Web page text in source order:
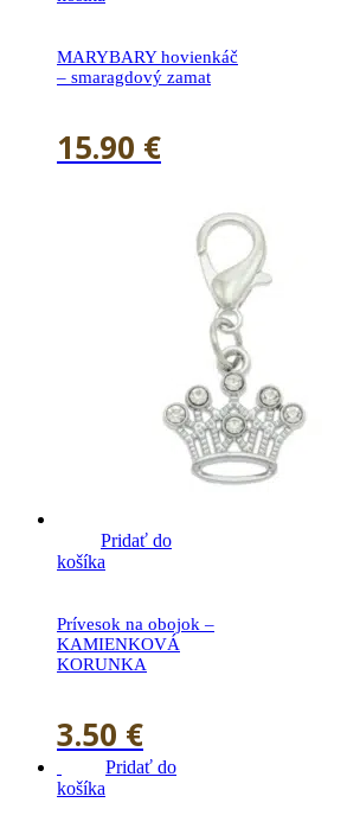
MARYBARY hovienkáč
– smaragdový zamat
15.90 €
Pridať do
košíka
Prívesok na obojok –
KAMIENKOVÁ
KORUNKA
3.50 €
Pridať do
košíka